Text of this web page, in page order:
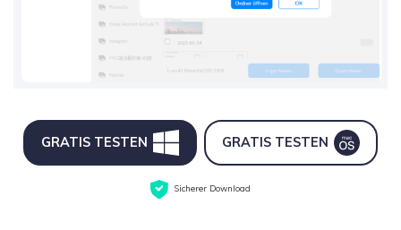
GRATIS TESTEN GRATIS TESTEN
Sicherer Download